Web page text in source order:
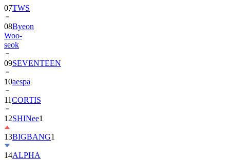
08Byeon
Woo-
seok
09SEVENTEEN
10aespa
11CORTIS
12SHINee1
13BIGBANG
14ALPHA
DRIVE
ONE)1